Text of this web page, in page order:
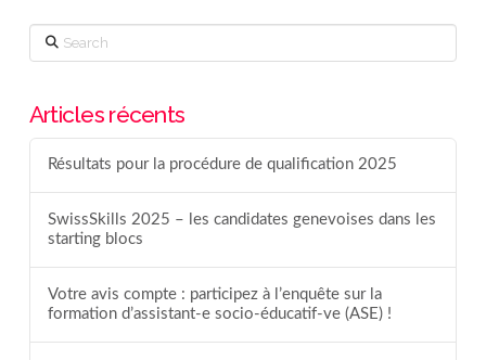
Search
Articles récents
Résultats pour la procédure de qualification 2025
SwissSkills 2025 – les candidates genevoises dans les
starting blocs
Votre avis compte : participez à l’enquête sur la
formation d’assistant-e socio-éducatif-ve (ASE) !